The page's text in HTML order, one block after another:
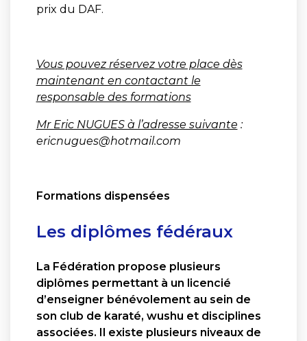
prix du DAF.
Vous pouvez réservez votre place dès
maintenant en contactant le
responsable des formations
Mr Eric NUGUES à l’adresse suivante :
ericnugues@hotmail.com
Formations dispensées
Les diplômes fédéraux
La Fédération propose plusieurs
diplômes permettant à un licencié
d’enseigner bénévolement au sein de
son club de karaté, wushu et disciplines
associées. Il existe plusieurs niveaux de